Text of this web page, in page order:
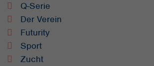
Q-Serie
Der Verein
Futurity
Sport
Zucht